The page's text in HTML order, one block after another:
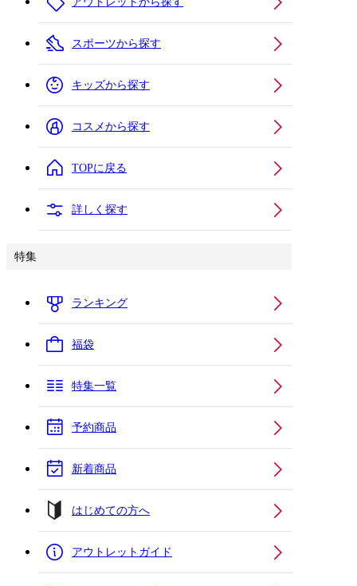
スポーツから探す
キッズから探す
コスメから探す
TOPに戻る
詳しく探す
特集
ランキング
福袋
特集一覧
予約商品
新着商品
はじめての方へ
アウトレットガイド